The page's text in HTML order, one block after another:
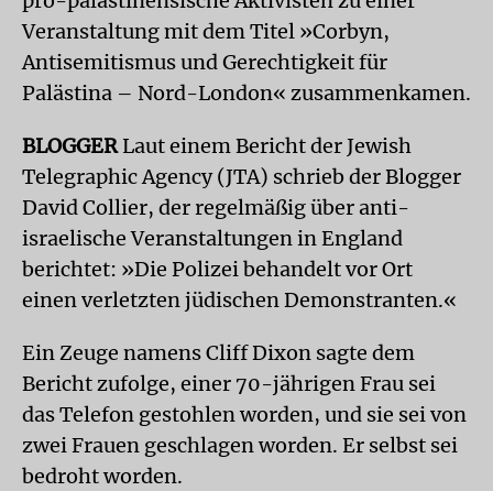
Veranstaltung mit dem Titel »Corbyn,
Antisemitismus und Gerechtigkeit für
Palästina – Nord-London« zusammenkamen.
BLOGGERLaut einem Bericht der Jewish
Telegraphic Agency (JTA) schrieb der Blogger
David Collier, der regelmäßig über anti-
israelische Veranstaltungen in England
berichtet: »Die Polizei behandelt vor Ort
einen verletzten jüdischen Demonstranten.«
Ein Zeuge namens Cliff Dixon sagte dem
Bericht zufolge, einer 70-jährigen Frau sei
das Telefon gestohlen worden, und sie sei von
zwei Frauen geschlagen worden. Er selbst sei
bedroht worden.